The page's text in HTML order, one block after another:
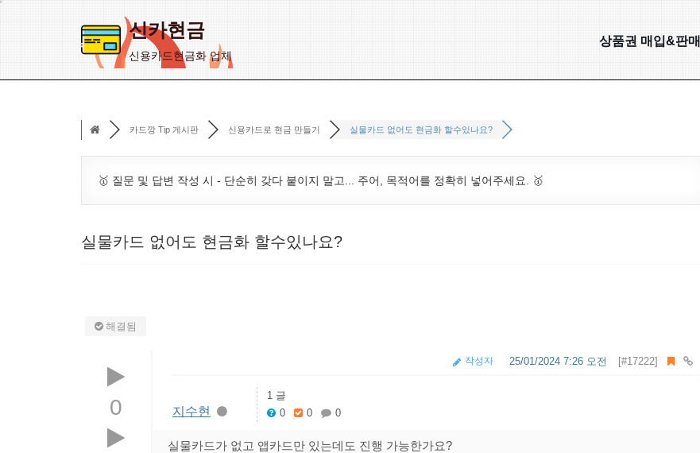
신카현금
신용카드현금화 업체
상품권 매입&판매
카드깡 Tip 게시판 신용카드로 현금 만들기 실물카드 없어도 현금화 할수있나요?
🥇 질문 및 답변 작성 시 - 단순히 갖다 붙이지 말고... 주어, 목적어를 정확히 넣어주세요. 🥇
실물카드 없어도 현금화 할수있나요?
해결됨
0
[#17222]
25/01/2024 7:26 오전
작성자
지수현
1 글
0
0 0
실물카드가 없고 앱카드만 있는데도 진행 가능한가요?